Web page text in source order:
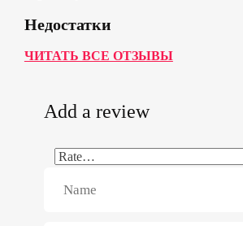
Недостатки
ЧИТАТЬ ВСЕ ОТЗЫВЫ
Add a review